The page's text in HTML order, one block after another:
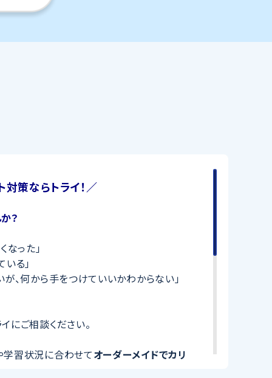
策ならトライ！／
？
なった」
る」
、何から手をつけていいかわからない」
にご相談ください。
習状況に合わせてオーダーメイドでカリ